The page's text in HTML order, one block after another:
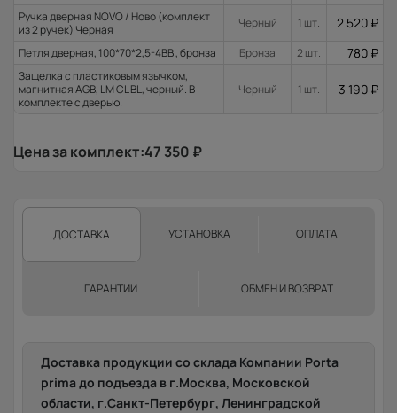
Ручка дверная NOVO / Ново (комплект
из 2 ручек) Черная
Черный 1 шт. 2 520 ₽
Петля дверная, 100*70*2,5-4ВВ , бронза Бронза 2 шт. 780 ₽
Защелка с пластиковым язычком,
магнитная AGB, LM CL BL, черный. В
комплекте с дверью.
Черный 1 шт. 3 190 ₽
Цена за комплект:47 350 ₽
ДОСТАВКА УСТАНОВКА ОПЛАТА
ГАРАНТИИ ОБМЕН И ВОЗВРАТ
Доставка продукции со склада Компании Porta
prima до подъезда в г.Москва, Московской
области, г.Санкт-Петербург, Ленинградской